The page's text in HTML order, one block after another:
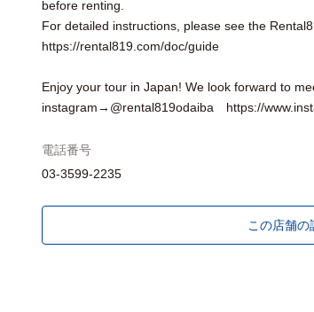
before renting.
For detailed instructions, please see the
https://rental819.com/doc/guide
Enjoy your tour in Japan! We look forward to
instagram→@rental819odaiba https://
電話番号
03-3599-2235
この店舗の